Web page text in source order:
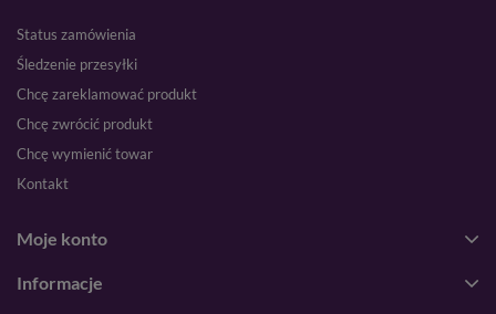
Status zamówienia
Śledzenie przesyłki
Chcę zareklamować produkt
Chcę zwrócić produkt
Chcę wymienić towar
Kontakt
Moje konto
Informacje